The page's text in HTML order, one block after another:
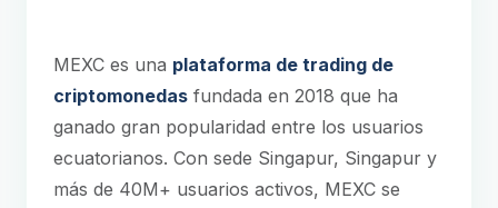
MEXC es una plataforma de trading de
criptomonedas fundada en 2018 que ha
ganado gran popularidad entre los usuarios
ecuatorianos. Con sede Singapur, Singapur y
más de 40M+ usuarios activos, MEXC se